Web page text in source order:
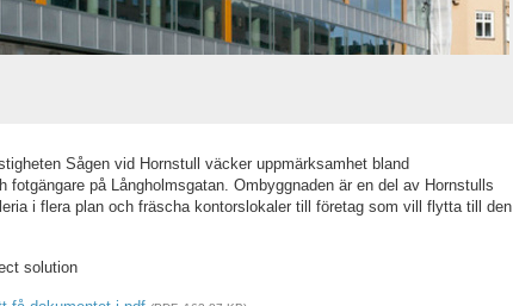
Sågen vid Hornstull väcker uppmärksamhet bland
fotgängare på Långholmsgatan. Ombyggnaden är en del av Hornstulls
i flera plan och fräscha kontorslokaler till företag som vill flytta till den
solution